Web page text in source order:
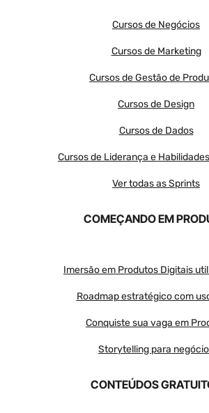
Cursos de Negócios
Cursos de Marketing
Cursos de Gestão de
Cursos de Design
Cursos de Dados
Cursos de Liderança e
Ver todas as Sprints
COMEÇANDO EM
Imersão em Produtos Digitais
Roadmap estratégico com
Conquiste sua vaga em
Storytelling para
CONTEÚDOS